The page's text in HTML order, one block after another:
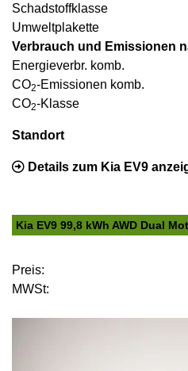
Schadstoffklasse
Umweltplakette
Verbrauch und Emissionen
Energieverbr. komb.
CO2-Emissionen komb.
CO2-Klasse
Standort
Details zum Kia EV9
Kia EV9 99,8 kWh AWD Dual
Preis:
MWSt: